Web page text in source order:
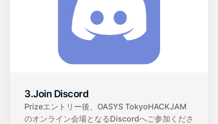
3.Join Discord
Prizeエントリー後、OASYS TokyoHACKJAM
のオンライン会場となるDiscordへご参加くださ